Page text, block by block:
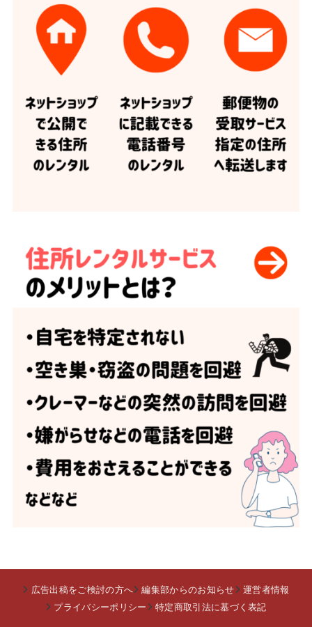
広告出稿をご検討の方へ 編集部からのお知らせ
運営者情報
プライバシーポリシー
特定商取引法に基づく表記